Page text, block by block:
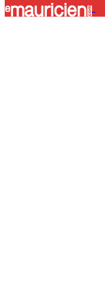
-